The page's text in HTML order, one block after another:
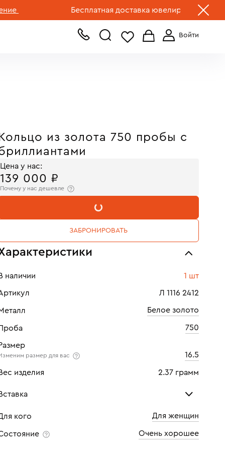
Бесплатная доставка ювелирных изделий по
+7 (499) 519-00-00
Кольцо из золота 750 пробы с
Цена у нас:
139 000 ₽
Почему у нас дешевле
В КОРЗИНУ
ЗАБРОНИРОВАТЬ
наличии 1 шт
Л 1116 2412
Белое золото
750
размер для вас 16.5
изделия 2.37 грамм
Бриллиант
Количество 1 шт
кого Для женщин
Очень хорошее